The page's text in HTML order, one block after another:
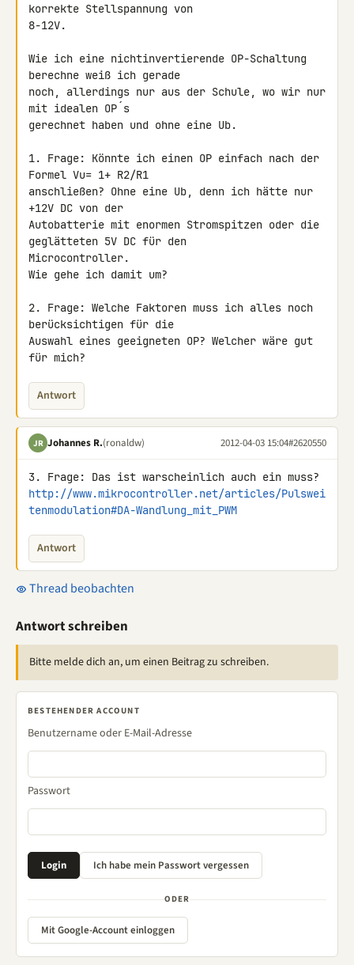
korrekte Stellspannung von
8-12V.
Wie ich eine nichtinvertierende OP-Schaltung
berechne weiß ich gerade
noch, allerdings nur aus der Schule, wo wir nur
mit idealen OP´s
gerechnet haben und ohne eine Ub.
1. Frage: Könnte ich einen OP einfach nach der
Formel Vu= 1+ R2/R1
anschließen? Ohne eine Ub, denn ich hätte nur
+12V DC von der
Autobatterie mit enormen Stromspitzen oder die
geglätteten 5V DC für den
Microcontroller.
Wie gehe ich damit um?
2. Frage: Welche Faktoren muss ich alles noch
berücksichtigen für die
Auswahl eines geeigneten OP? Welcher wäre gut
für mich?
Antwort
JR Johannes R.(ronaldw) 2012-04-03 15:04#2620550
http://www.mikrocontroller.net/articles/Pulswei
tenmodulation#DA-Wandlung_mit_PWM
Antwort
Thread beobachten
Antwort schreiben
Bitte melde dich an, um einen Beitrag zu schreiben.
BESTEHENDER ACCOUNT
Benutzername oder E-Mail-Adresse
Passwort
ODER
Mit Google-Account einloggen